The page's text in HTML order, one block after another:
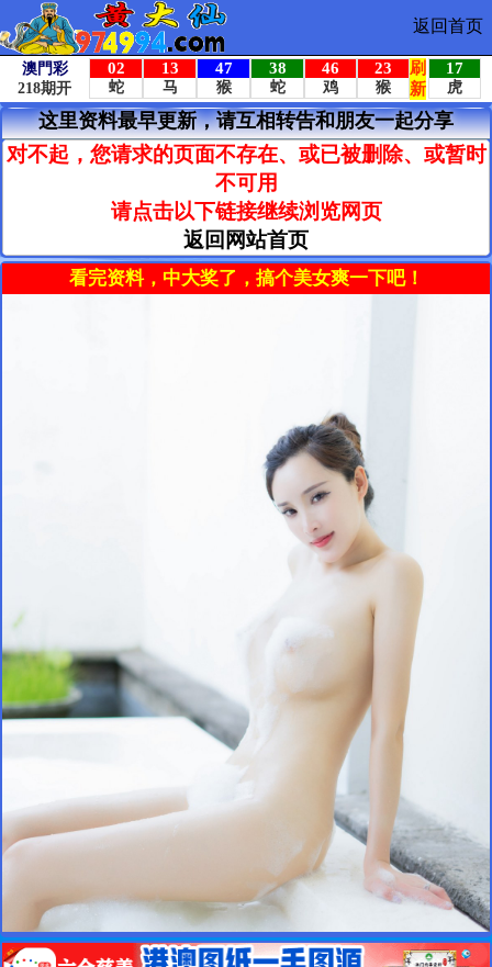
返回首页
这里资料最早更新，请互相转告和朋友一起分享
对不起，您请求的页面不存在、或已被删除、或暂时
不可用
请点击以下链接继续浏览网页
返回网站首页
看完资料，中大奖了，搞个美女爽一下吧！